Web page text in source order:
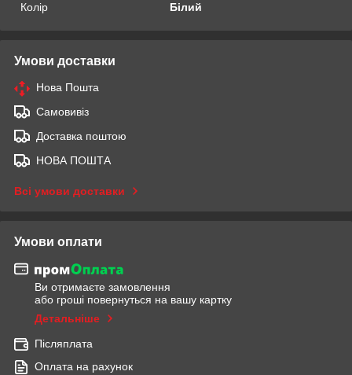
Колір
Білий
Умови доставки
Нова Пошта
Самовивіз
Доставка поштою
НОВА ПОШТА
Всі умови доставки
Умови оплати
Ви отримаєте замовлення
або гроші повернуться на вашу картку
Детальніше
Післяплата
Оплата на рахунок